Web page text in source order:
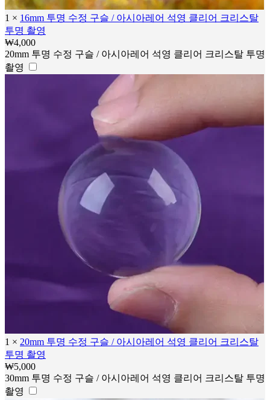
1 × 16mm 투명 수정 구슬 / 아시아레어 석영 클리어 크리스탈
투명 촬영
₩4,000
20mm 투명 수정 구슬 / 아시아레어 석영 클리어 크리스탈 투명
촬영
1 × 20mm 투명 수정 구슬 / 아시아레어 석영 클리어 크리스탈
투명 촬영
₩5,000
30mm 투명 수정 구슬 / 아시아레어 석영 클리어 크리스탈 투명
촬영